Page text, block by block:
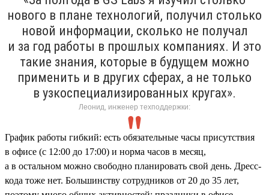
нового в плане технологий, получил столько
новой информации, сколько не получал
и за год работы в прошлых компаниях. И это
такие знания, которые в будущем можно
применить и в других сферах, а не только
в узкоспециализированных кругах».
Леонид, инженер техподдержки:
График работы гибкий: есть обязательные часы присутствия
в офисе (с 12:00 до 17:00) и норма часов в месяц,
а в остальном можно свободно планировать свой день. Дресс-
кода тоже нет. Большинству сотрудников от 20 до 35 лет,